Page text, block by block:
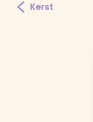
Kerst